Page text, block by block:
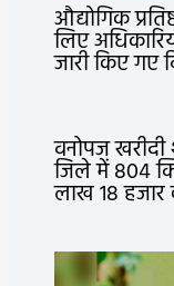
औद्योगिक
लिए
जारी किए गए
वनोपज
जिले में 804
लाख 18